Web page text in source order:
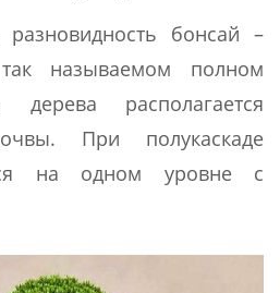
разновидность бонсай –
называемом полном
дерева располагается
При полукаскаде
на одном уровне с